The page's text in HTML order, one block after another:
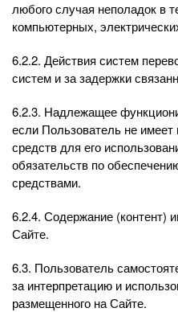
любого случая неполадок в
компьютерных,
6.2.2. Действия систем
систем и за задержки
6.2.3. Надлежащее
если Пользователь не
средств для его
обязательств по
средствами.
6.2.4. Содержание (контент)
Сайте.
6.3. Пользователь
за интерпретацию и
размещенного на Сайте.